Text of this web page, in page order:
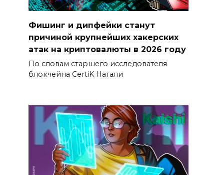
Фишинг и дипфейки станут
причиной крупнейших хакерских
атак на криптовалюты в 2026 году
По словам старшего исследователя
блокчейна CertiK Натали